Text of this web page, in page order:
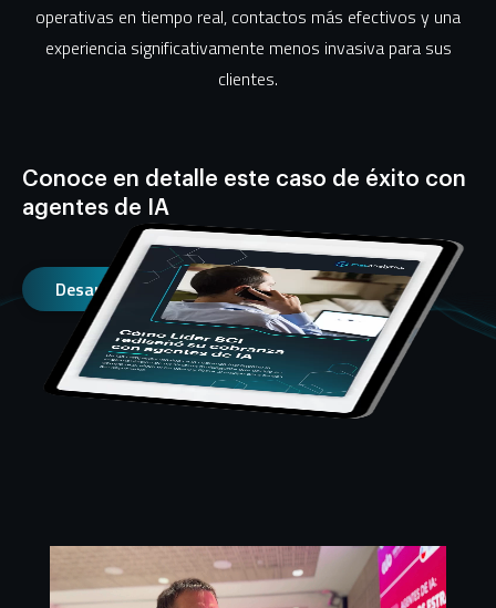
operativas en tiempo real, contactos más efectivos y una
experiencia significativamente menos invasiva para sus
clientes.
Conoce en detalle este caso de éxito con
agentes de IA
Desargar ebook